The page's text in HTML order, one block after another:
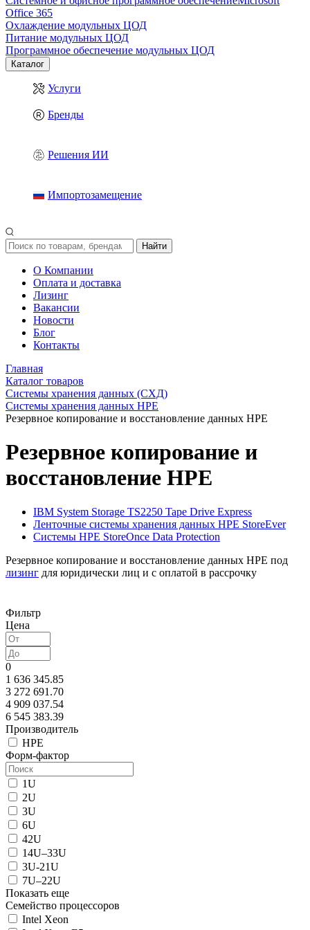
Office 365
Охлаждение модульных ЦОД
Питание модульных ЦОД
Программное обеспечение модульных ЦОД
Каталог
Услуги
Бренды
Решения ИИ
Импортозамещение
Найти
О Компании
Оплата и доставка
Лизинг
Вакансии
Новости
Блог
Контакты
Главная
Каталог товаров
Системы хранения данных (СХД)
Системы хранения данных HPE
Резервное копирование и восстановление данных HPE
Резервное копирование и
восстановление HPE
IBM System Storage TS2250 Tape Drive Express
Ленточные системы хранения данных HPE StoreEver
Системы HPE StoreOnce Data Protection
Резервное копирование и восстановление данных HPE под
лизинг для юридически лиц и с оплатой в рассрочку
Фильтр
Цена
0
1 636 345.85
3 272 691.70
4 909 037.54
6 545 383.39
Производитель
HPE
Форм-фактор
1U
2U
3U
6U
42U
14U–33U
3U-21U
7U–22U
Показать еще
Семейство процессоров
Intel Xeon